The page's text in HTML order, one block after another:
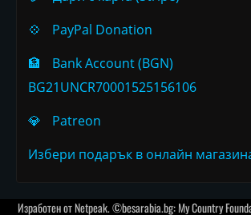
💠
PayPal Donation
🏦
Bank Account (BGN)
BG21UNCR70001525156106
💎
Patreon
Избери подарък в онлайн
Изработен отNetpeak. ©besarabia.bg: My Country